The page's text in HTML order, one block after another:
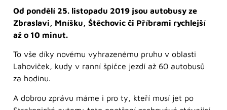
Od pondělí 25. listopadu 2019 jsou autobusy ze
Zbraslavi, Mníšku, Štěchovic či Příbrami rychlejší
až o 10 minut.
To vše díky novému vyhrazenému pruhu v oblasti
Lahoviček, kudy v ranní špičce jezdí až 60 autobusů
za hodinu.
A dobrou zprávu máme i pro ty, kteří musí jet po